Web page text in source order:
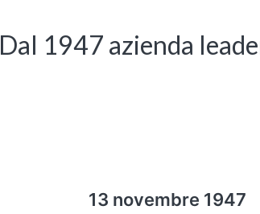
Dal 1947 azienda
13 novembre 1947